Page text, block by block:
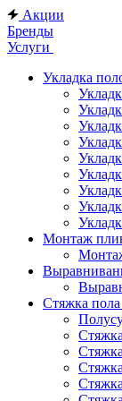
Акции
Бренды
Услуги
Укладка
Монтаж
Стяжка пола